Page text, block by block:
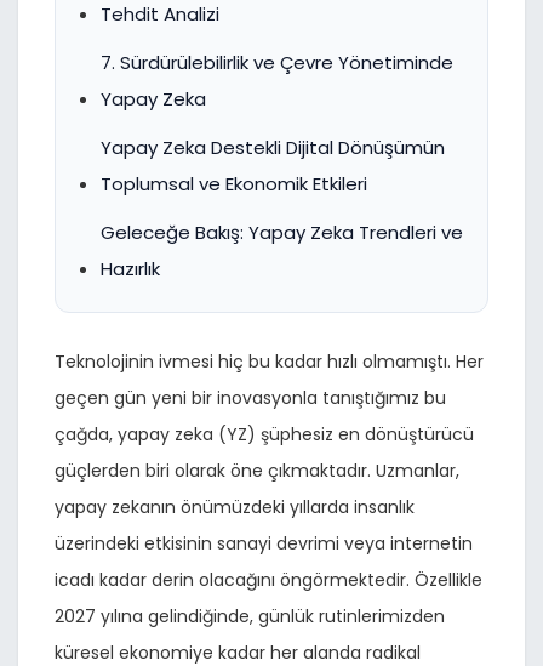
Tehdit Analizi
7. Sürdürülebilirlik ve Çevre Yönetiminde
Yapay Zeka
Yapay Zeka Destekli Dijital Dönüşümün
Toplumsal ve Ekonomik Etkileri
Geleceğe Bakış: Yapay Zeka Trendleri ve
Hazırlık
Teknolojinin ivmesi hiç bu kadar hızlı olmamıştı. Her
geçen gün yeni bir inovasyonla tanıştığımız bu
çağda, yapay zeka (YZ) şüphesiz en dönüştürücü
güçlerden biri olarak öne çıkmaktadır. Uzmanlar,
yapay zekanın önümüzdeki yıllarda insanlık
üzerindeki etkisinin sanayi devrimi veya internetin
icadı kadar derin olacağını öngörmektedir. Özellikle
2027 yılına gelindiğinde, günlük rutinlerimizden
küresel ekonomiye kadar her alanda radikal